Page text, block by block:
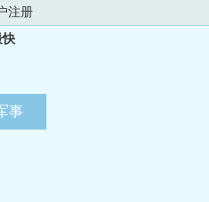
注册
快
事